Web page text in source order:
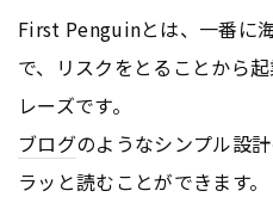
First Penguinとは、一番に
で、リスクをとることから
レーズです。
ブログのようなシンプル設
ラッと読むことができます。